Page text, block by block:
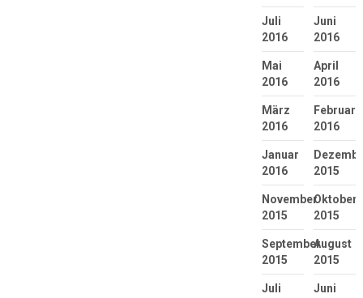
Juli
2016
Juni
2016
Mai
2016
April
2016
März
2016
Februar
2016
Januar
2016
2015
November
2015
Oktober
2015
September
2015
August
2015
Juli Juni